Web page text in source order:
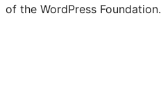
of the WordPress Foundation.